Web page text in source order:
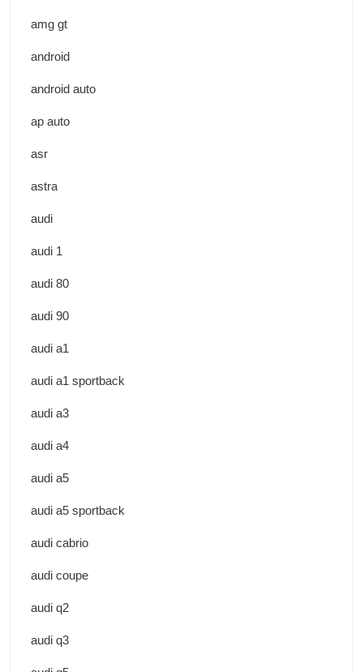
amg gt
android
android auto
ap auto
asr
astra
audi
audi 1
audi 80
audi 90
audi a1
audi a1 sportback
audi a3
audi a4
audi a5
audi a5 sportback
audi cabrio
audi coupe
audi q2
audi q3